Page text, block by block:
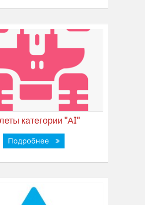
категории "АI"
Подробнее